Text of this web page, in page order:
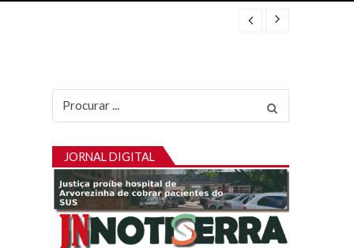
por:
JORNAL DIGITAL